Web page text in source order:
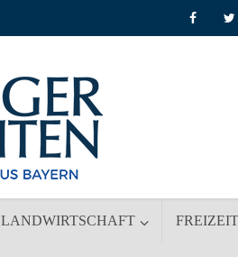
LANDWIRTSCHAFT FREIZEIT